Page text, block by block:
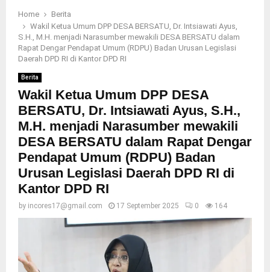
Home
Berita
Wakil Ketua Umum DPP DESA BERSATU, Dr. Intsiawati Ayus,
S.H., M.H. menjadi Narasumber mewakili DESA BERSATU dalam
Rapat Dengar Pendapat Umum (RDPU) Badan Urusan Legislasi
Daerah DPD RI di Kantor DPD RI
Berita
Wakil Ketua Umum DPP DESA
BERSATU, Dr. Intsiawati Ayus, S.H.,
M.H. menjadi Narasumber mewakili
DESA BERSATU dalam Rapat Dengar
Pendapat Umum (RDPU) Badan
Urusan Legislasi Daerah DPD RI di
Kantor DPD RI
by incores17@gmail.com 17 September 2025 0 164